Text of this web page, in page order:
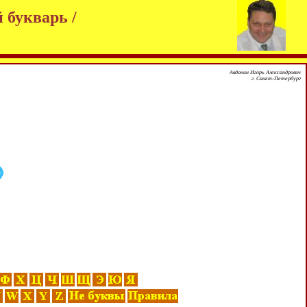
букварь /
Авдонин Игорь Александрович
г. Санкт-Петербург